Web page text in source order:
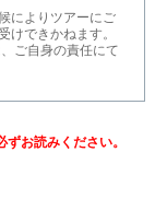
によりツアーにご
けできかねます。
ご自身の責任にて
ずお読みください。